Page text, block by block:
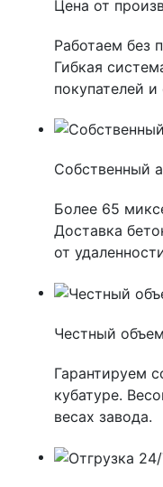
Цена от
Работаем без
Гибкая
покупателей
Собственный
Более 65
Доставка
от
Честный
Гарантируем
кубатуре.
весах завода.